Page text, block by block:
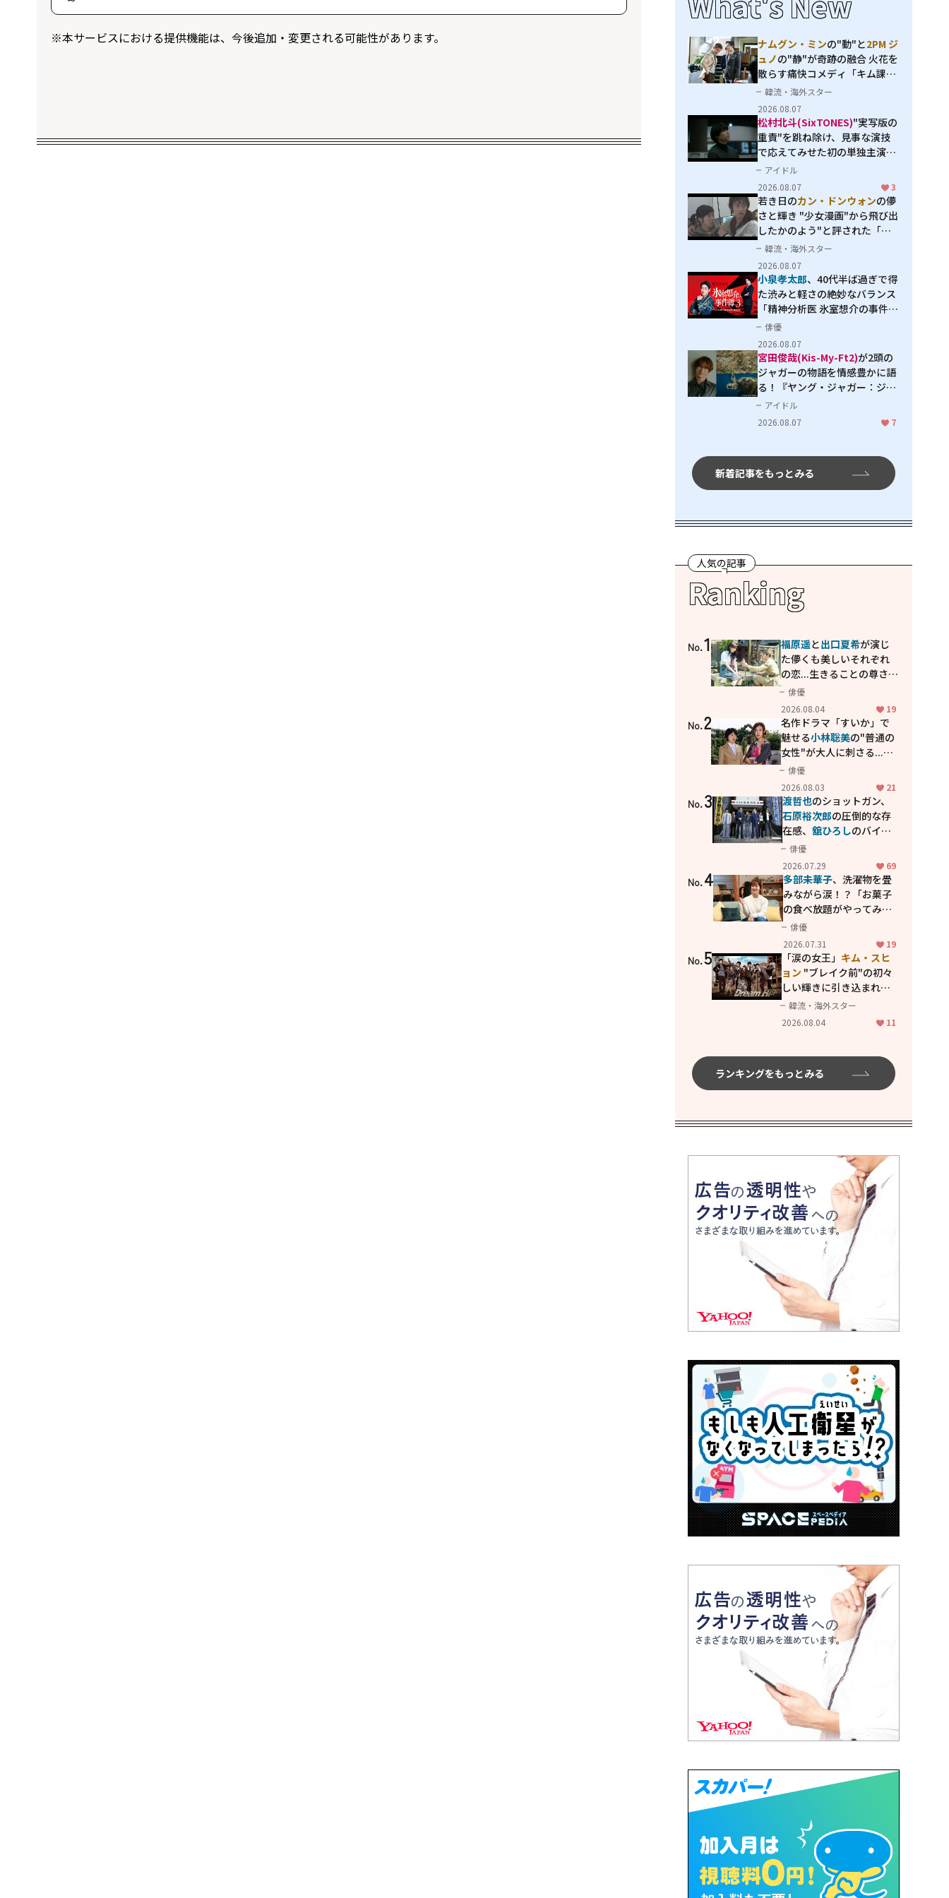
ログインユーザー限定のプレゼントに応募することができます。また、ログイン限定記事を閲覧
することができます。
※本サービスにおける提供機能は、今後追加・変更される可能性があります。 ナムグン・ミンの"動"と2PM ジ
ュノの"静"が奇跡の融合 火花を
散らす痛快コメディ「キム課長
とソ理事～Bravo! Your Life
～」
韓流・海外スター
2026.08.07
松村北斗(SixTONES)"実写版の
重責"を跳ね除け、見事な演技
で応えてみせた初の単独主演映
画「秒速5センチメートル」
アイドル
2026.08.07
3
若き日のカン・ドンウォンの儚
さと輝き "少女漫画"から飛び出
したかのよう"と評された「オ
オカミの誘惑」
韓流・海外スター
2026.08.07
小泉孝太郎、40代半ば過ぎで得
た渋みと軽さの絶妙なバランス
「精神分析医 氷室想介の事件簿
３」で見せる進化
俳優
2026.08.07
宮田俊哉(Kis-My-Ft2)が2頭の
ジャガーの物語を情感豊かに語
る！『ヤング・ジャガー：ジャ
ングル王への道』『ジャガーと
ウミガメの物語：熱帯林の守護
アイドル
2026.08.07
7
新着記事をもっとみる
人気の記事
Ranking
No.1 福原遥と出口夏希が演じ
た儚くも美しいそれぞれ
の恋...生きることの尊さを
教えてくれた映画「あの
花が咲く丘で、君とまた出
会えたら。」
俳優
2026.08.04
19
No.2
名作ドラマ「すいか」で
魅せる小林聡美の"普通の
女性"が大人に刺さる...映
画「かもめ食堂」にも通
じる静かな芝居
俳優
2026.08.03
21
No.3 渡哲也のショットガン、
石原裕次郎の圧倒的な存
在感、舘ひろしのバイク
アクション！"大門軍
団"のカッコよさが詰まっ
た「西部警察 PART-II」
俳優
2026.07.29
69
No.4 多部未華子、洗濯物を畳
みながら涙！？「お菓子
の食べ放題がやってみた
い」ハンディファン4台の
暑さ対策も明かす
俳優
2026.07.31
19
No.5 「涙の女王」 キム・スヒ
ョン "ブレイク前"の初々
しい輝きに引き込まれ
る...2PM テギョン
共演の青春名作「ドリー
韓流・海外スター
2026.08.04
11
ランキングをもっとみる